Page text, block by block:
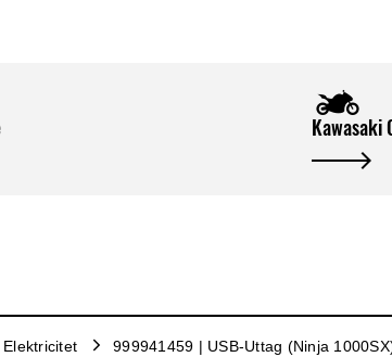
Kawasaki
Elektricitet 999941459 | USB-Uttag (Ninja